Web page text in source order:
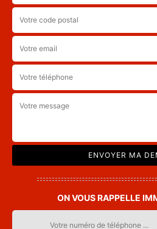
ON VOUS RAPPELLE